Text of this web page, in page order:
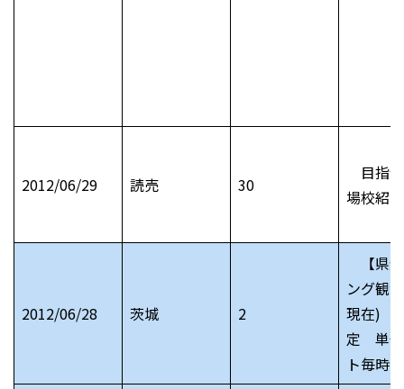
2012/06/29 読売 30
目指
場校紹
2012/06/28 茨城 2
【県
ング観
現在) ※
定 単位
ト毎時